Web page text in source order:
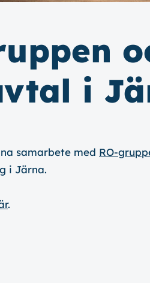
i
samarbete med RO-
i Järna.
.